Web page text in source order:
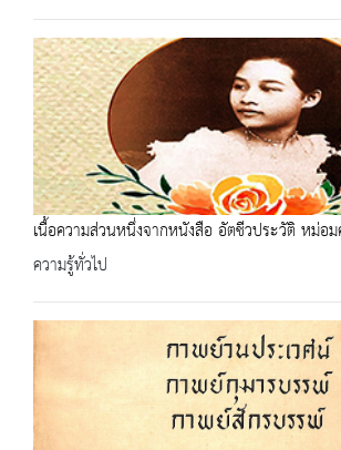
เนื้อความส่วนหนึ่งจากหนังสือ อัตชีวประวัติ หม่อ
ความรู้ทั่วไป